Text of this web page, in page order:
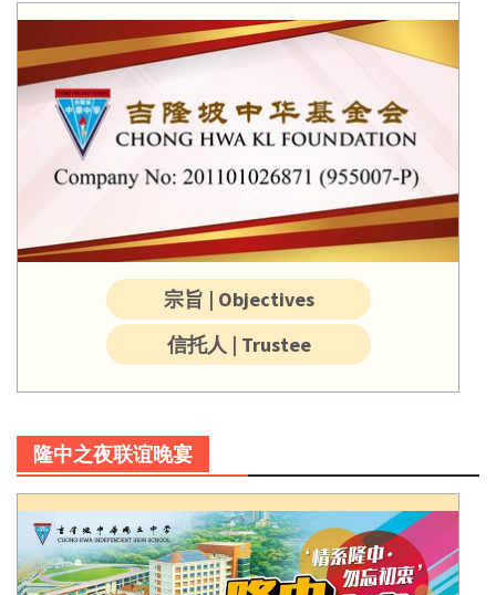
宗旨 | Objectives
信托人 | Trustee
隆中之夜联谊晚宴